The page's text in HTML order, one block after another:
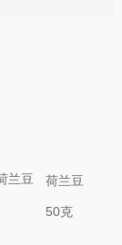
荷兰豆
50克